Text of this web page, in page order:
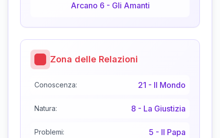
Arcano 6 - Gli Amanti
Zona delle Relazioni
Conoscenza: 21 - Il Mondo
Natura: 8 - La Giustizia
Problemi: 5 - Il Papa